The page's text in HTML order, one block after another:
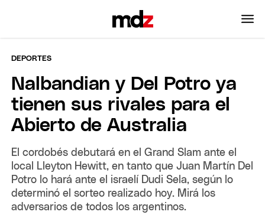
DEPORTES
Nalbandian y Del Potro ya
tienen sus rivales para el
Abierto de Australia
El cordobés debutará en el Grand Slam ante el
local Lleyton Hewitt, en tanto que Juan Martín Del
Potro lo hará ante el israelí Dudi Sela, según lo
determinó el sorteo realizado hoy. Mirá los
adversarios de todos los argentinos.